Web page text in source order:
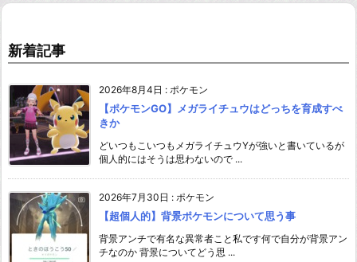
新着記事
2026年8月4日 : ポケモン
【ポケモンGO】メガライチュウはどっちを育成すべ
きか
どいつもこいつもメガライチュウYが強いと書いているが
個人的にはそうは思わないので ...
2026年7月30日 : ポケモン
【超個人的】背景ポケモンについて思う事
背景アンチで有名な異常者こと私です何で自分が背景アン
チなのか 背景についてどう思 ...